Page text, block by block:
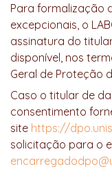
Para formalização
excepcionais, o
assinatura do
disponível, nos
Geral de Proteção
Caso o titular de
consentimento
site https://
solicitação para o